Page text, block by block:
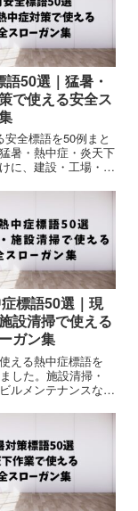
50選｜猛暑・
で使える安全ス
安全標語を50例まと
暑・熱中症・炎天下
に、建設・工場・運
向け安全スローガン
コピペOKの実務向
。
標語50選｜現
設清掃で使える
ガン集
える熱中症標語を
した。施設清掃・
ルメンテナンスなど
中症対策スローガン
コピペOKの実務向
。